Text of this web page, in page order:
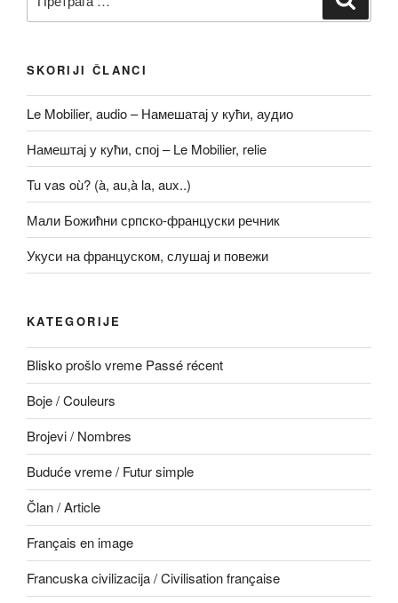
за:
SKORIJI ČLANCI
Le Mobilier, audio – Намешатај у кући, аудио
Намештај у кући, спој – Le Mobilier, relie
Tu vas où? (à, au,à la, aux..)
Мали Божићни српско-француски речник
Укуси на француском, слушај и повежи
KATEGORIJE
Blisko prošlo vreme Passé récent
Boje / Couleurs
Brojevi / Nombres
Buduće vreme / Futur simple
Član / Article
Français en image
Francuska civilizacija / Civilisation française